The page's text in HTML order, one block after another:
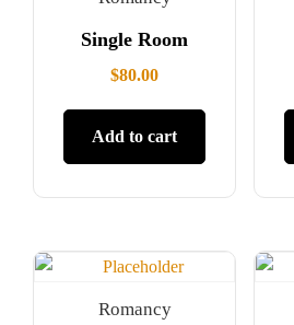
Single Room
$80.00
Add to cart
Romancy